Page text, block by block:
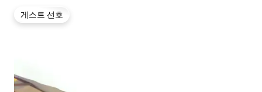
게스트 선호
게스트 선호